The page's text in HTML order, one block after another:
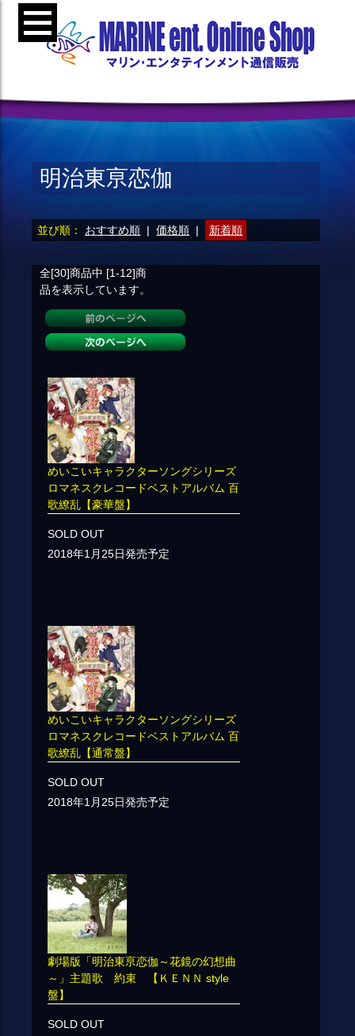
明治東亰恋伽
並び順： おすすめ順 |価格順 | 新着順
全[30]商品中 [1-12]商
品を表示しています。
めいこいキャラクターソングシリーズ
ロマネスクレコードベストアルバム 百
歌繚乱【豪華盤】
SOLD OUT
2018年1月25日発売予定
めいこいキャラクターソングシリーズ
ロマネスクレコードベストアルバム 百
歌繚乱【通常盤】
SOLD OUT
2018年1月25日発売予定
劇場版「明治東亰恋伽～花鏡の幻想曲
～」主題歌 約束 【ＫＥＮＮ style
盤】
SOLD OUT